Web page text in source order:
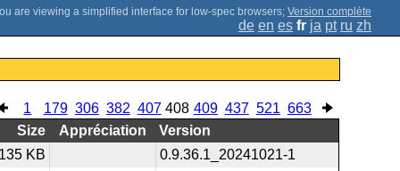
; Version complète
de en es fr ja pt ru zh
1 179 306 382 407 408 409 437 521 663
Size Appréciation
Version
135 KB
0.9.36.1_20241021-1